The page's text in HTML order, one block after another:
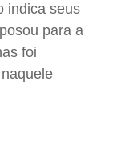
indica seus
para a
foi